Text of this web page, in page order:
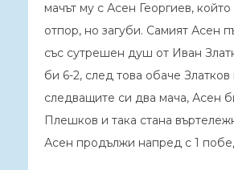
мачът му с Асен Георгиев, който
отпор, но загуби. Самият Асен
със сутрешен душ от Иван
би 6-2, след това обаче Златков
следващите си два мача, Асен
Плешков и така стана
Асен продължи напред с 1